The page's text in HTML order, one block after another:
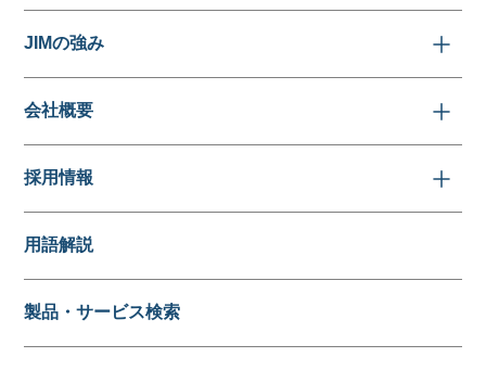
JIMの強み
会社概要
採用情報
用語解説
製品・サービス検索